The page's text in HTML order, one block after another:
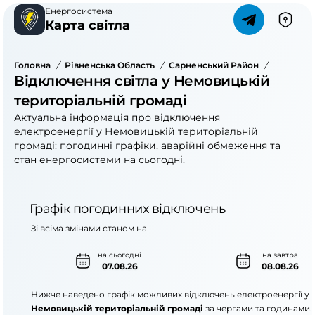
Енергосистема
Карта світла
Головна / Рівненська Область / Сарненський Район /
Відключення світла у Немовицькій
територіальній громаді
Актуальна інформація про відключення
електроенергії у Немовицькій територіальній
громаді: погодинні графіки, аварійні обмеження та
стан енергосистеми на сьогодні.
Графік погодинних відключень
на сьогодні
07.08.26
на завтра
08.08.26
Зі всіма змінами станом на
Нижче наведено графік можливих відключень електроенергії у
Немовицькій територіальній громаді за чергами та годинами.